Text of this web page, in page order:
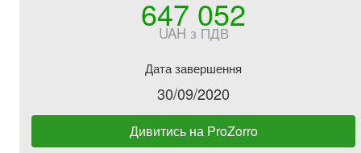
647 052
UAH з ПДВ
Дата завершення
30/09/2020
Дивитись на ProZorro